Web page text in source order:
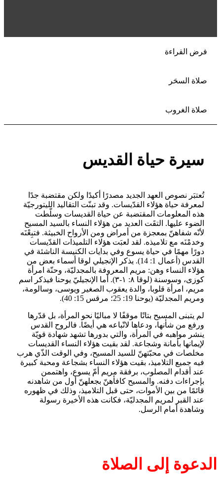
فرض القراءة
صلاة السحَر
صلاة الغروب
سيرة حياة القديس
تُعتبَر نصوص العهد الجديد مصدرًا أكيدًا ولكن مقتضبة جدًا
لمعرفة حياة هؤلاء القدّيسات. وقد تبنّت التقاليد الليتورجيّة
هذه المعلومات المقتضبة عن حياة القديسات وسلّطت
الضوء عليها. التقَت العديد من هؤلاء النساء بالسيد المسيح
لأنّه شفاهنّ بمعجزة من أمراض ومن الأرواح الخبيثة. فتبِعْنَه
وخدمْنَه مع تلاميذه. لقد لعبَت هؤلاء التلميذات القدّيسات
دورًا مهمًا في حياة يسوع وفي بدايات الكنيسة الناشئة في
القدس (أعمال 1: 14). يذكر الإنجيلي لوقا أسماء بعض من
هؤلاء النساء وهن: مريم المعروفة بالمجدليّة، وحنّة امرأة
كوزى، وسوسنة (لوقا ٨: ١-٣). أما الإنجيليّ يوحنا فيذكر اسم
مريم، امرأة قلوبا، والدة يعقوب الصغير ويوسى، وسالومة،
ومريم المجدليّة (يوحنا 19: 25؛ مرقس 15: 40).
لم يتبنى المسيح بتاتًا موقفًا لا مباليًا نحو المرأة، بل قدّرها
ورفع من شأنها، ودعاها لاتّباعه هي أيضًا. فالروح القدس
ينشر مواهبه في المرأة، والتي بدورها تشهد شهادة قويّة
لإيمانها بأمانة وشجاعة. لقد بقيت هؤلاء النساء القديسات
مخلصات في محبّتهنّ للسيد المسيح، وفي الوقت الذّي هرب
فيه جميع التلاميذ، بقيت هؤلاء النساء بشجاعة ومحبة كبيرة
عند أقدام المصلوب، برفقة مريم أمّ يسوع، واهتممن
بإجراءات دفنه. والمسيح كافأهنّ بجعلهنّ أول من شاهدنه
قائمًا من بين الأموات، حتى قبل التلاميذ، وذلك في ظهوره
عند القبر لمريم المجدليّة، فكانت هذه الأخيرة رسولة
وشاهدة أمام الرسل.
الدعوة إلى الصلاة